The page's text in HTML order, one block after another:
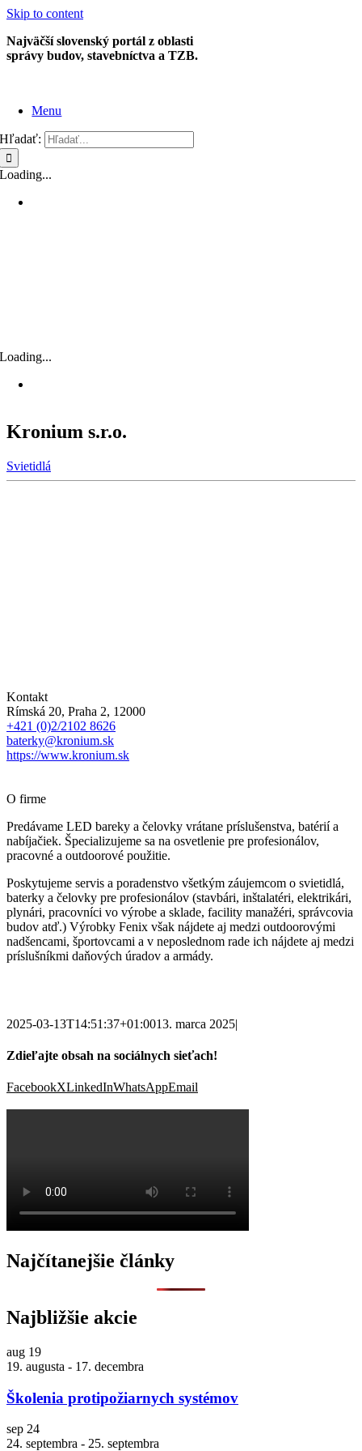
Skip to content
Najväčší slovenský portál z oblasti
správy budov, stavebníctva a TZB.
Menu
Hľadať:
Loading...
Loading...
Kronium s.r.o.
Svietidlá
Kontakt
Rímská 20, Praha 2, 12000
+421 (0)2/2102 8626
baterky@kronium.sk
https://www.kronium.sk
O firme
Predávame LED bareky a čelovky vrátane príslušenstva, batérií a
nabíjačiek. Špecializujeme sa na osvetlenie pre profesionálov,
pracovné a outdoorové použitie.
Poskytujeme servis a poradenstvo všetkým záujemcom o svietidlá,
baterky a čelovky pre profesionálov (stavbári, inštalatéri, elektrikári,
plynári, pracovníci vo výrobe a sklade, facility manažéri, správcovia
budov atď.) Výrobky Fenix však nájdete aj medzi outdoorovými
nadšencami, športovcami a v neposlednom rade ich nájdete aj medzi
príslušníkmi daňových úradov a armády.
2025-03-13T14:51:37+01:0013. marca 2025|
Zdieľajte obsah na sociálnych sieťach!
FacebookXLinkedInWhatsAppEmail
Najčítanejšie články
Najbližšie akcie
aug 19
19. augusta - 17. decembra
Školenia protipožiarnych systémov
sep 24
24. septembra - 25. septembra